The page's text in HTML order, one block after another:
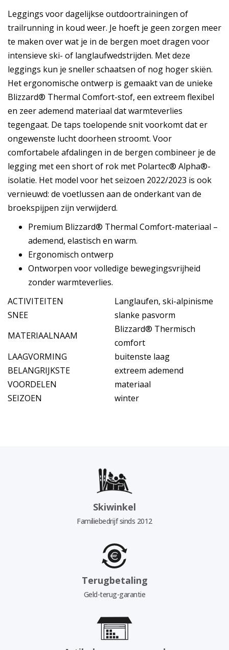
Leggings voor dagelijkse outdoortrainingen of
trailrunning in koud weer. Je hoeft je geen zorgen meer
te maken over wat je in de bergen moet dragen voor
intensieve ski- of langlaufwedstrijden. Met deze
leggings kun je sneller schaatsen of nog hoger skiën.
Het ergonomische ontwerp is gemaakt van de unieke
Blizzard® Thermal Comfort-stof, een extreem flexibel
en zeer ademend materiaal dat warmteverlies
tegengaat. De taps toelopende snit voorkomt dat er
ongewenste lucht doorheen stroomt. Voor
comfortabele afdalingen in de bergen combineer je de
legging met een short of rok met Polartec® Alpha®-
isolatie. Het model voor het seizoen 2022/2023 is ook
vernieuwd: de voetlussen aan de onderkant van de
broekspijpen zijn verwijderd.
Premium Blizzard® Thermal Comfort-materiaal –
ademend, elastisch en warm.
Ergonomisch ontwerp
Ontworpen voor volledige bewegingsvrijheid
zonder warmteverlies.
ACTIVITEITEN
Langlaufen, ski-alpinisme
SNEE
slanke pasvorm
MATERIAALNAAM
Blizzard® Thermisch
comfort
LAAGVORMING
buitenste laag
BELANGRIJKSTE
VOORDELEN
extreem ademend
materiaal
SEIZOEN
winter
Skiwinkel
Familiebedrijf sinds 2012
Terugbetaling
Geld-terug-garantie